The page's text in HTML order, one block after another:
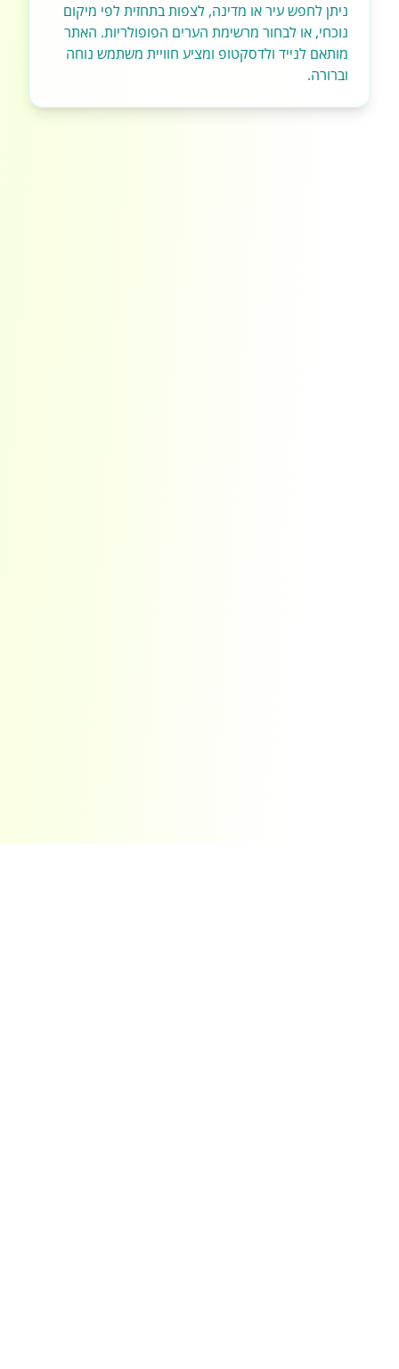
ניתן לחפש עיר או מדינה, לצפות בתחזית לפי מיקום
נוכחי, או לבחור מרשימת הערים הפופולריות. האתר
מותאם לנייד ולדסקטופ ומציע חוויית משתמש נוחה
וברורה.